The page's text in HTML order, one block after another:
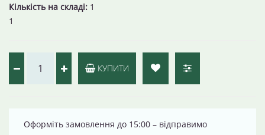
Кількість на складі: 1
1
КУПИТИ
Оформіть замовлення до 15:00 – відправимо